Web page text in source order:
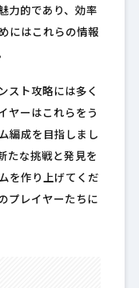
力的であり、効率
にはこれらの情報
スト攻略には多く
ヤーはこれらをう
編成を目指しまし
たな挑戦と発見を
を作り上げてくだ
プレイヤーたちに